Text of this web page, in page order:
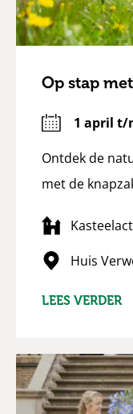
Op stap
1 april t/
Ontdek de
met de
Huis
LEES VERDER